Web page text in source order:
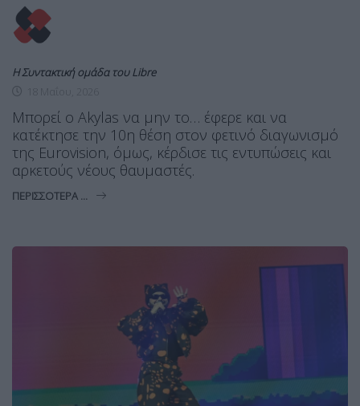
Η Συντακτική ομάδα του Libre
Mπορεί ο Akylas να μην το… έφερε και να
κατέκτησε την 10η θέση στον φετινό διαγωνισμό
της Eurovision, όμως, κέρδισε τις εντυπώσεις και
αρκετούς νέους θαυμαστές.
ΠΕΡΙΣΣΌΤΕΡΑ ...